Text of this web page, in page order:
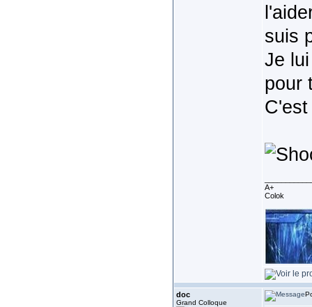
suis
Je
pour
A+
Colok
doc
Grand Colloque